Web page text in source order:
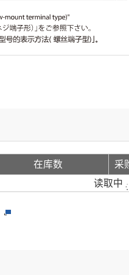
在库数
采
读取中